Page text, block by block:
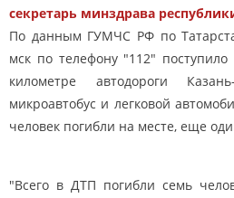
секретарь минздрава
По данным ГУМЧС РФ по
мск по телефону "112"
километре автодороги
микроавтобус и легковой
человек погибли на месте, еще
"Всего в ДТП погибли семь